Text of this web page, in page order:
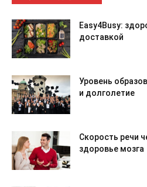
Easy4Busy:
доставкой
Уровень
и долголетие
Скорость речи
здоровье мозга